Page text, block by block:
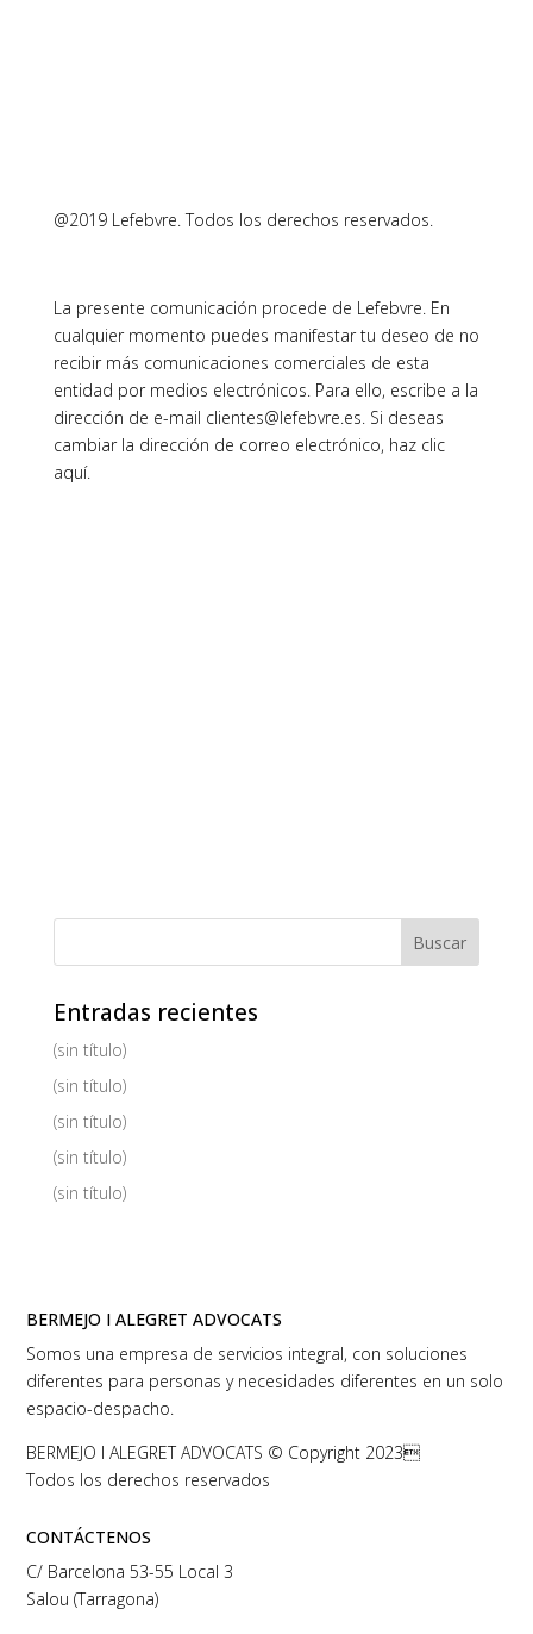
@2019 Lefebvre. Todos los derechos reservados.
La presente comunicación procede de Lefebvre. En
cualquier momento puedes manifestar tu deseo de no
recibir más comunicaciones comerciales de esta
entidad por medios electrónicos. Para ello, escribe a la
dirección de e-mail clientes@lefebvre.es. Si deseas
cambiar la dirección de correo electrónico, haz clic
aquí.
Entradas recientes
(sin título)
(sin título)
(sin título)
(sin título)
(sin título)
BERMEJO I ALEGRET ADVOCATS
Somos una empresa de servicios integral, con soluciones
diferentes para personas y necesidades diferentes en un solo
espacio-despacho.
BERMEJO I ALEGRET ADVOCATS © Copyright 2023
Todos los derechos reservados
CONTÁCTENOS
C/ Barcelona 53-55 Local 3
Salou (Tarragona)